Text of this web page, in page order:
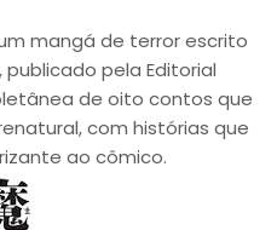
mangá de terror escrito
pela Editorial
de oito contos que
com histórias que
ao cômico.